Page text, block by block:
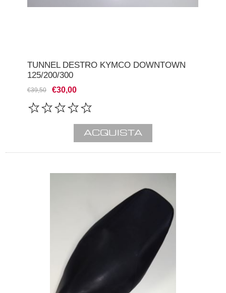
TUNNEL DESTRO KYMCO DOWNTOWN
125/200/300
€39,50 €30,00